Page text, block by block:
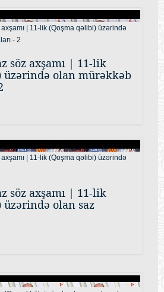
söz axşamı | 11-lik
üzərində olan mürəkkəb
söz axşamı | 11-lik
üzərində olan saz